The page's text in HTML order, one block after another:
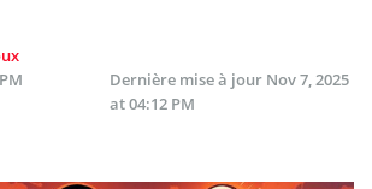
Dernière mise à jour Nov 7, 2025
at 04:12 PM